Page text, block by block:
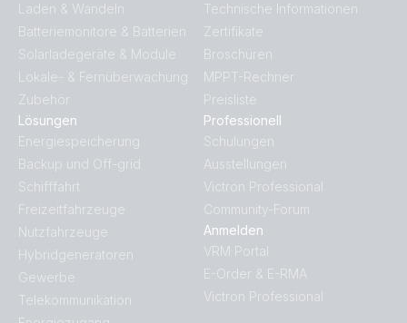
BlueSolar PWM Charge Controller LCD USB 48V-10A
(right)
BlueSolar PWM Charge Controller LCD USB 48V-10A
(top)
Laden & Wandeln
Batteriemonitore & Batterien
Solarladegeräte & Module
Lokale- & Fernüberwachung
Zubehör
Lösungen
Energiespeicherung
Backup und Off-grid
Schifffahrt
Freizeitfahrzeuge
Nutzfahrzeuge
Hybridgeneratoren
Gewerbe
Telekommunikation
Technische Informationen
Zertifikate
Broschüren
MPPT-Rechner
Preisliste
Professionell
Schulungen
Ausstellungen
Victron Professional
Community-Forum
Anmelden
VRM Portal
E-Order & E-RMA
Victron Professional